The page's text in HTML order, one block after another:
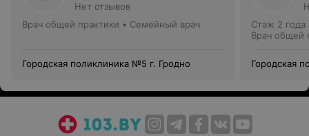
Нет отзывов
Врач общей практики • Семейный врач
Городская поликлиника №5 г. Гродно
Стаж 2 года
Врач общей
Городская